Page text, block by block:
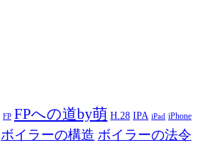
FP FPへの道by萌 H.28 IPA iPad iPhone
ボイラーの構造 ボイラーの法令